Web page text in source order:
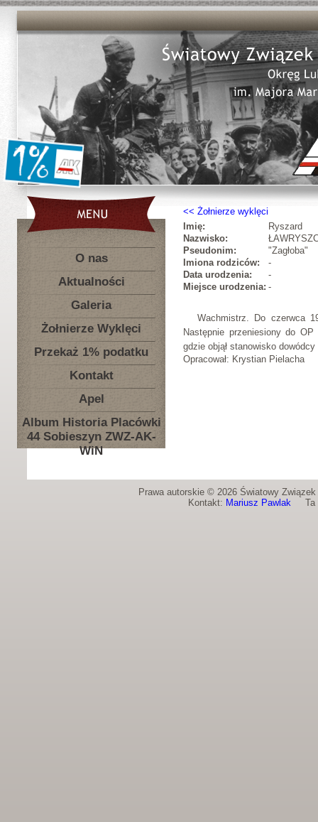
O nas
Aktualności
Galeria
Żołnierze Wyklęci
Przekaż 1% podatku
Kontakt
Apel
Album Historia Placówki
44 Sobieszyn ZWZ-AK-
WiN
Żołnierze wyklęci
Imię:
Ryszard
Nazwisko:
Pseudonim:
"Zagłoba"
Imiona rodziców:
-
Data urodzenia:
-
Miejsce urodzenia: -
Wachmistrz. Do czerwca
Następnie przeniesiony do
gdzie objął stanowisko
Opracował: Krystian Pielacha
Prawa autorskie © 2026 Światowy
Kontakt: Mariusz PawlakTa